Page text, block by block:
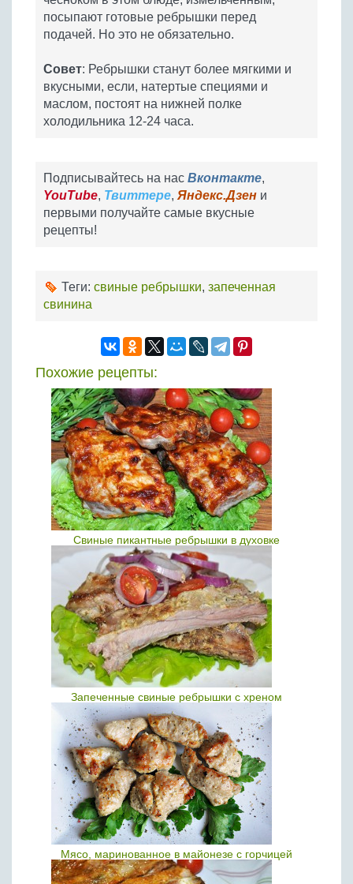
посыпают готовые ребрышки перед
подачей. Но это не обязательно.
Совет: Ребрышки станут более мягкими и
вкусными, если, натертые специями и
маслом, постоят на нижней полке
холодильника 12-24 часа.
Подписывайтесь на нас Вконтакте,
YouTube, Твиттере, Яндекс.Дзен и
первыми получайте самые вкусные
рецепты!
Теги: свиные ребрышки, запеченная
свинина
Похожие рецепты:
Свиные пикантные ребрышки в духовке
Запеченные свиные ребрышки с хреном
Мясо, маринованное в майонезе с горчицей